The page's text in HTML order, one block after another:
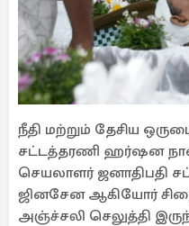
நீதி மற்றும் தேசிய
சட்டத்தரணி ஹர்ஷன
செயலாளர் ஜனாதிபதி
ஜினசேன ஆகியோர்
அஞ்ச்சலி செலுத்தி